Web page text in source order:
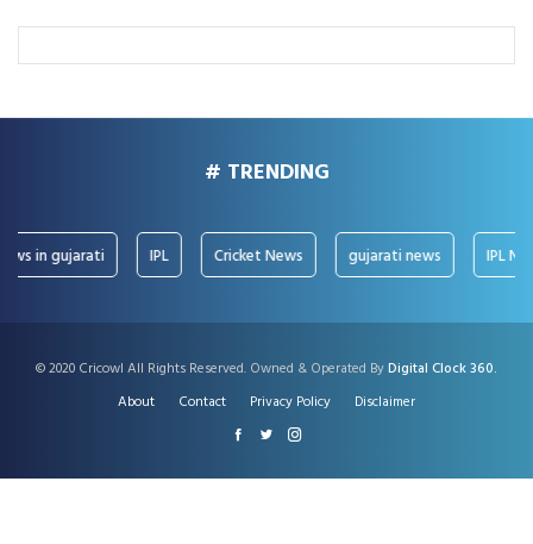
# TRENDING
in gujarati Cricket News gujarati news IPL News
© 2020 Cricowl All Rights Reserved. Owned & Operated ByDigital Clock 360.
About
Contact Privacy Policy Disclaimer